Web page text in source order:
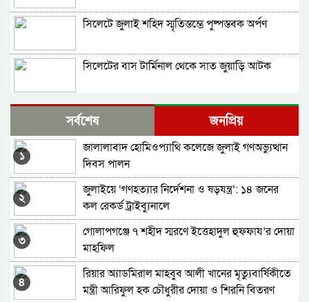
সিলেটে জুলাই শহিদ স্মৃতিস্তম্ভে পুষ্পস্তবক অর্পণ
সিলেটের বাস টার্মিনাল থেকে সাত জুয়াড়ি আটক
সিলেটে ডিবি পরিচয়ে অপহরণের চেষ্টা, আটক ১
ডেঙ্গুতে প্রথম মৃত্যু দেখলো সিলেট
সিলেটের যেসব এলাকায় গ্যাস থাকবে না রাত ৯টা
পর্যন্ত
সিলেটে নিষিদ্ধ সংগঠনের ঝটিকা মিছিল, পুলিশের
মামলা
জঞ্জালমুক্ত হচ্ছে ঘাসিটুলা পুকুর, হবে দৃষ্টিনন্দন
ওয়াকওয়ে
সর্বশেষ জনপ্রিয়
১
জালালাবাদ হোমিওপ্যাথি কলেজে জুলাই গণঅভ্যুত্থান
দিবস পালন
২
জুলাইয়ে ‘গণহত্যার নির্দেশনা ও ষড়যন্ত্র’: ১৪ জনের
কল রেকর্ড ট্রাইব্যুনালে
৩
গোলাপগঞ্জে ৭ শহীদ স্মরণে ইত্তেহাদুল হুফফায’র দোয়া
মাহফিল
৪
রিয়ার অ্যাডমিরাল মাহবুব আলী খানের মৃত্যুবার্ষিকীতে
মন্ত্রী আরিফুল হক চৌধুরীর দোয়া ও শিরনি বিতরণ